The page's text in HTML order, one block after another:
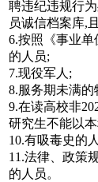
聘违纪违规行
员诚信档案库,
6.按照《事业
的人员;
7.现役军人;
8.服务期未满的
9.在读高校非
研究生不能以
10.有吸毒史的
11.法律、政策
的人员。